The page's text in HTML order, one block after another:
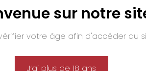
sur notre
votre âge afin d'accéder au
J’ai plus de 18 ans
– ZAC Espale
: